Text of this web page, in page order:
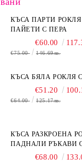
КЪСА ПАРТИ
ПАЙЕТИ С ПЕРА
€60.00
€75.00 146.69лв.
КЪСА БЯЛА РОКЛЯ
€51.20
€64.00 125.17лв.
КЪСА РАЗКРОЕНА
ПАДНАЛИ РЪКАВИ
БЕЖОВО€68.00